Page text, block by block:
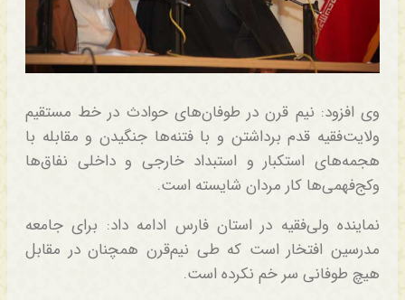
وی افزود: نیم قرن در طوفان‌های حوادث در خط مستقیم
ولایت‌فقیه قدم برداشتن و با فتنه‌ها جنگیدن و مقابله با
هجمه‌های استکبار و استبداد خارجی و داخلی نفاق‌ها
وکج‌فهمی‌ها کار مردان شایسته است.
نماینده ولی‌فقیه در استان فارس ادامه داد: برای جامعه
مدرسین افتخار است که طی نیم‌قرن همچنان در مقابل
هیچ طوفانی سر خم نکرده است.